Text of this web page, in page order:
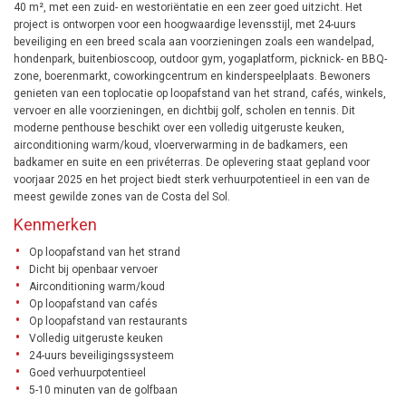
40 m², met een zuid- en westoriëntatie en een zeer goed uitzicht. Het
project is ontworpen voor een hoogwaardige levensstijl, met 24-uurs
beveiliging en een breed scala aan voorzieningen zoals een wandelpad,
hondenpark, buitenbioscoop, outdoor gym, yogaplatform, picknick- en BBQ-
zone, boerenmarkt, coworkingcentrum en kinderspeelplaats. Bewoners
genieten van een toplocatie op loopafstand van het strand, cafés, winkels,
vervoer en alle voorzieningen, en dichtbij golf, scholen en tennis. Dit
moderne penthouse beschikt over een volledig uitgeruste keuken,
airconditioning warm/koud, vloerverwarming in de badkamers, een
badkamer en suite en een privéterras. De oplevering staat gepland voor
voorjaar 2025 en het project biedt sterk verhuurpotentieel in een van de
meest gewilde zones van de Costa del Sol.
Kenmerken
Op loopafstand van het strand
Dicht bij openbaar vervoer
Airconditioning warm/koud
Op loopafstand van cafés
Op loopafstand van restaurants
Volledig uitgeruste keuken
24-uurs beveiligingssysteem
Goed verhuurpotentieel
5-10 minuten van de golfbaan